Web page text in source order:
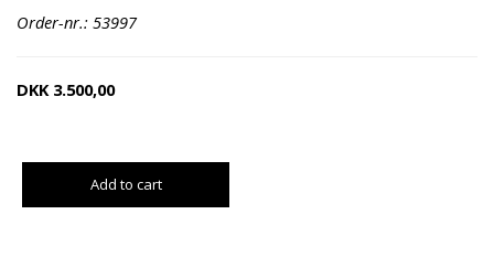
Order-nr.: 53997
DKK 3.500,00
Add to cart